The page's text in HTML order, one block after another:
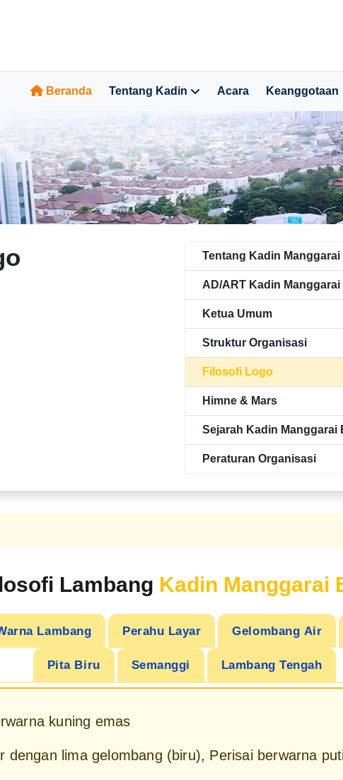
Beranda Tentang Kadin Acara Keanggotaan
Tentang Kadin Manggarai
AD/ART Kadin Manggarai
Ketua Umum
Struktur Organisasi
Filosofi Logo
Himne & Mars
Sejarah Kadin Manggarai
Peraturan Organisasi
Lambang Kadin Manggarai
Lambang Perahu Layar Gelombang Air
Pita Biru Semanggi Lambang Tengah
kuning emas
dengan lima gelombang (biru), Perisai berwarna